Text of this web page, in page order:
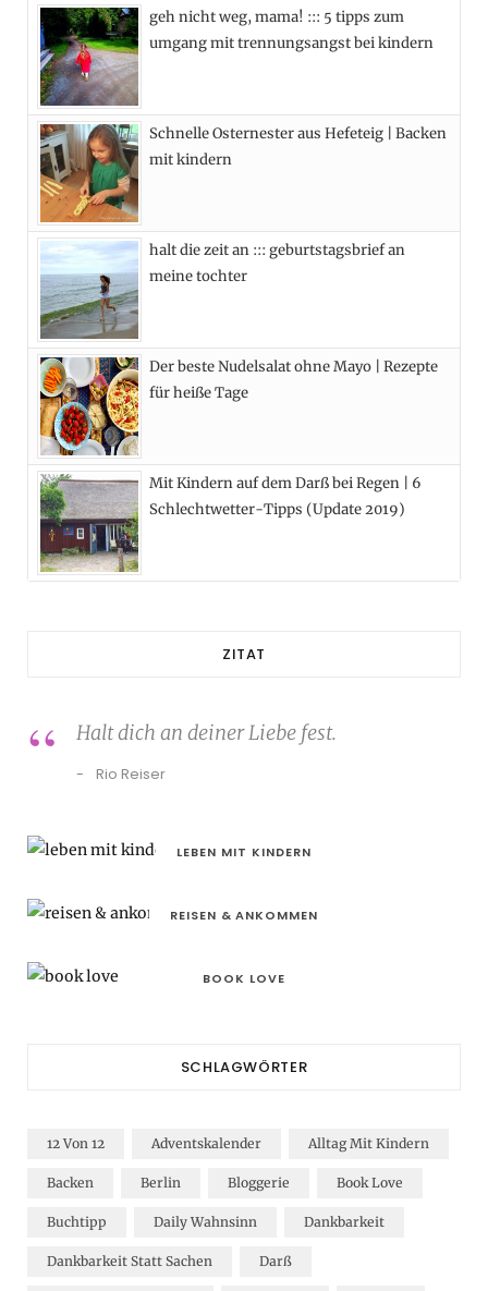
b
k
i
e
a
a
e
s
geh nicht weg, mama! ::: 5 tipps zum
umgang mit trennungsangst bei kindern
Schnelle Osternester aus Hefeteig | Backen
mit kindern
halt die zeit an ::: geburtstagsbrief an
meine tochter
Der beste Nudelsalat ohne Mayo | Rezepte
für heiße Tage
Mit Kindern auf dem Darß bei Regen | 6
Schlechtwetter-Tipps (Update 2019)
ZITAT
Halt dich an deiner Liebe fest.
Rio Reiser
LEBEN MIT KINDERN
REISEN & ANKOMMEN
BOOK LOVE
SCHLAGWÖRTER
12 Von 12 Adventskalender Alltag Mit Kindern
Backen Berlin Bloggerie Book Love
Buchtipp Daily Wahnsinn Dankbarkeit
Dankbarkeit Statt Sachen Darß